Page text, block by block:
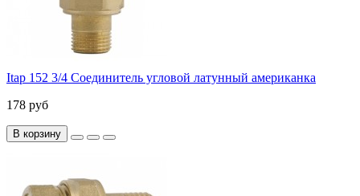
Itap 152 3/4 Соединитель угловой латунный американка
178 руб
В корзину